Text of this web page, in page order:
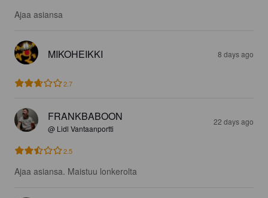
Ajaa asiansa
MIKOHEIKKI 8 days ago
2.7
FRANKBABOON
@ Lidl Vantaanportti
22 days ago
2.5
Ajaa asiansa. Maistuu lonkerolta